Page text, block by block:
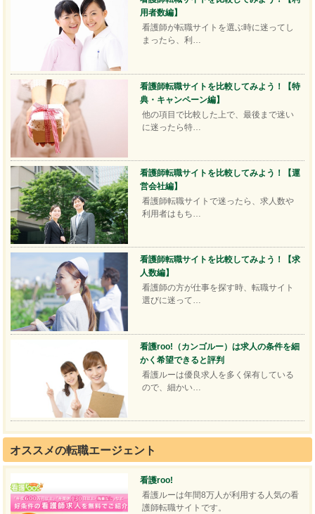
用者数編】
看護師が転職サイトを選ぶ時に迷ってし
まったら、利…
看護師転職サイトを比較してみよう！【特
典・キャンペーン編】
他の項目で比較した上で、最後まで迷い
に迷ったら特…
看護師転職サイトを比較してみよう！【運
営会社編】
看護師転職サイトで迷ったら、求人数や
利用者はもち…
看護師転職サイトを比較してみよう！【求
人数編】
看護師の方が仕事を探す時、転職サイト
選びに迷って…
看護roo!（カンゴルー）は求人の条件を細
かく希望できると評判
看護ルーは優良求人を多く保有している
ので、細かい…
オススメの転職エージェント
看護roo!
看護ルーは年間8万人が利用する人気の看
護師転職サイトです。